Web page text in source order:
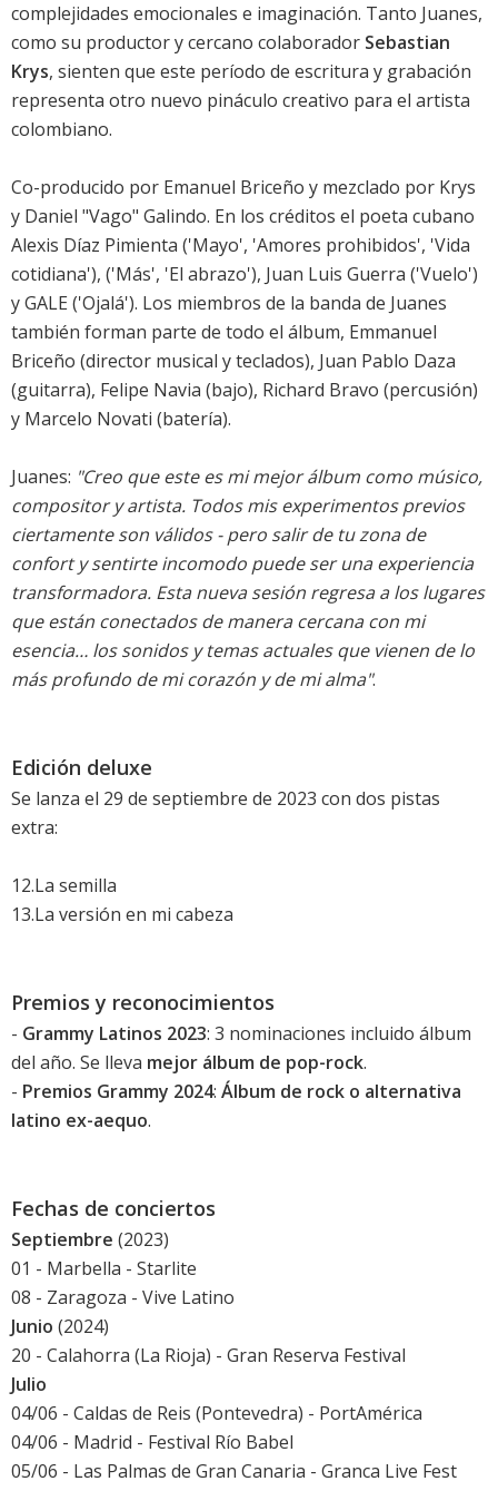
complejidades emocionales e imaginación. Tanto Juanes,
como su productor y cercano colaborador Sebastian
Krys, sienten que este período de escritura y grabación
representa otro nuevo pináculo creativo para el artista
colombiano.
Co-producido por Emanuel Briceño y mezclado por Krys
y Daniel "Vago" Galindo. En los créditos el poeta cubano
Alexis Díaz Pimienta ('Mayo', 'Amores prohibidos', 'Vida
cotidiana'), ('Más', 'El abrazo'), Juan Luis Guerra ('Vuelo')
y GALE ('Ojalá'). Los miembros de la banda de Juanes
también forman parte de todo el álbum, Emmanuel
Briceño (director musical y teclados), Juan Pablo Daza
(guitarra), Felipe Navia (bajo), Richard Bravo (percusión)
y Marcelo Novati (batería).
Juanes: "Creo que este es mi mejor álbum como músico,
compositor y artista. Todos mis experimentos previos
ciertamente son válidos - pero salir de tu zona de
confort y sentirte incomodo puede ser una experiencia
transformadora. Esta nueva sesión regresa a los lugares
que están conectados de manera cercana con mi
esencia… los sonidos y temas actuales que vienen de lo
más profundo de mi corazón y de mi alma".
Edición deluxe
Se lanza el 29 de septiembre de 2023 con dos pistas
extra:
12.La semilla
13.La versión en mi cabeza
Premios y reconocimientos
- Grammy Latinos 2023: 3 nominaciones incluido álbum
del año. Se lleva mejor álbum de pop-rock.
- Premios Grammy 2024: Álbum de rock o alternativa
latino ex-aequo.
Fechas de conciertos
Septiembre (2023)
01 - Marbella - Starlite
08 - Zaragoza - Vive Latino
Junio (2024)
20 - Calahorra (La Rioja) - Gran Reserva Festival
Julio
04/06 - Caldas de Reis (Pontevedra) - PortAmérica
04/06 - Madrid - Festival Río Babel
05/06 - Las Palmas de Gran Canaria - Granca Live Fest